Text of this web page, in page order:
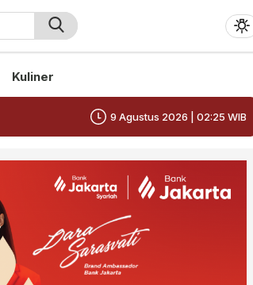
Kuliner
9 Agustus 2026 | 02:25 WIB